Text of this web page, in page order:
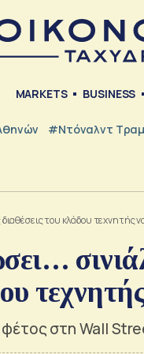
MARKETS BUSINESS
#Ντόναλντ
διαθέσεις του κλάδου τεχνητής
φέτος στη Wall